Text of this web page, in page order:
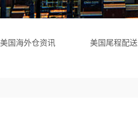
美国海外仓资讯 美国尾程配